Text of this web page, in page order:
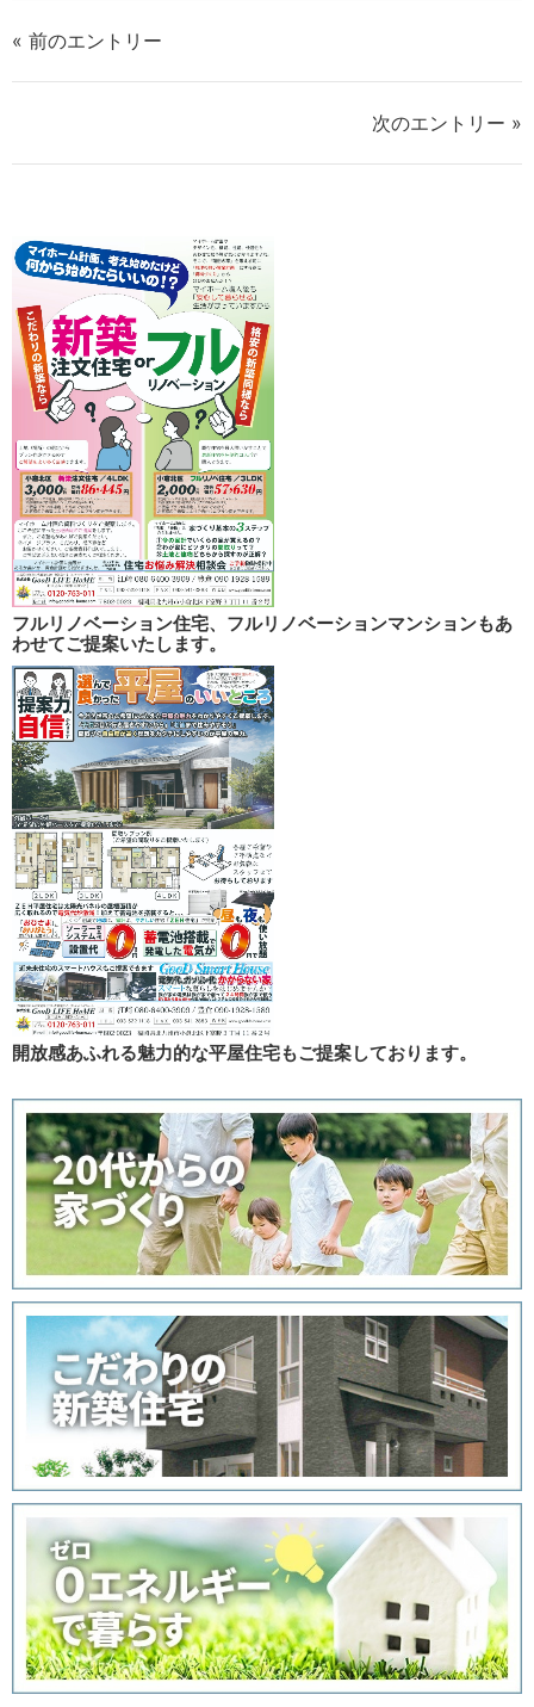
る
る
« 前のエントリー
次のエントリー »
フルリノベーション住宅、フルリノベーションマンションもあ
わせてご提案いたします。
開放感あふれる魅力的な平屋住宅もご提案しております。